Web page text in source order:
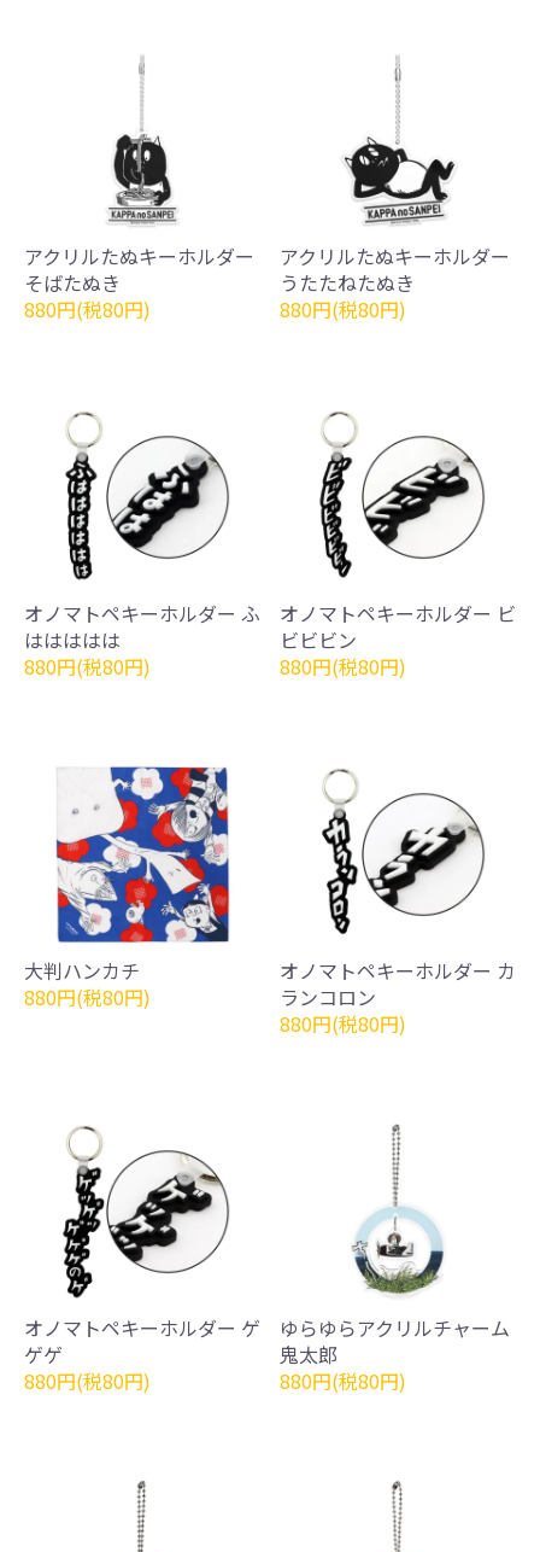
アクリルたぬキーホルダー
そばたぬき
880円(税80円)
アクリルたぬキーホルダー
うたたねたぬき
880円(税80円)
オノマトペキーホルダー ふ
ははははは
880円(税80円)
オノマトペキーホルダー ビ
ビビビン
880円(税80円)
大判ハンカチ
880円(税80円)
オノマトペキーホルダー カ
ランコロン
880円(税80円)
オノマトペキーホルダー ゲ
ゲゲ
880円(税80円)
ゆらゆらアクリルチャーム
鬼太郎
880円(税80円)